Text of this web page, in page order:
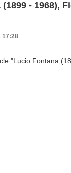
- 1968),
17:28